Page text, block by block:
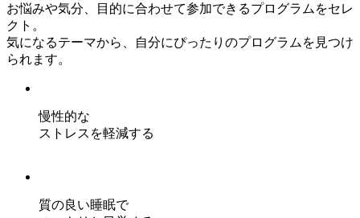
お悩みや気分、目的に合わせて参加できるプログラムをセレ
クト。
気になるテーマから、自分にぴったりのプログラムを見つけ
られます。
慢性的な
ストレスを軽減する
質の良い睡眠で